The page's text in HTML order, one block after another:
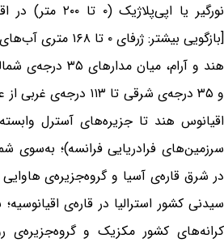
نورگیر یا
[بازگویی بیشتر:
و ۳۵ درجه‌ی شرقی تا ۱۱۳
اقیانوس هند تا جزیره‌های آسترل
سرزمین‌های فرادریایی فرانسه)؛ به‌سوی
در شرق قاره‌ی آسیا و گروه‌جزیره‌ی
سیدنی کشور استرالیا در قاره‌ی
کرانه‌های کشور مکزیک و گروه‌جزیره‌ی